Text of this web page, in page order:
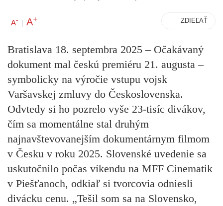
A- | A+ ZDIEĽAŤ
Bratislava 18. septembra 2025 – Očakávaný
dokument mal českú premiéru 21. augusta –
symbolicky na výročie vstupu vojsk
Varšavskej zmluvy do Československa.
Odvtedy si ho pozrelo vyše 23-tisíc divákov,
čím sa momentálne stal druhým
najnavštevovanejším dokumentárnym filmom
v Česku v roku 2025. Slovenské uvedenie sa
uskutočnilo počas víkendu na MFF Cinematik
v Piešťanoch, odkiaľ si tvorcovia odniesli
divácku cenu. „Tešil som sa na Slovensko,